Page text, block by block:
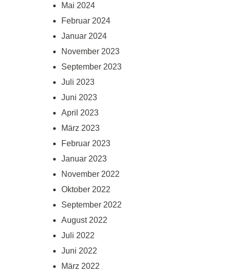
Mai 2024
Februar 2024
Januar 2024
November 2023
September 2023
Juli 2023
Juni 2023
April 2023
März 2023
Februar 2023
Januar 2023
November 2022
Oktober 2022
September 2022
August 2022
Juli 2022
Juni 2022
März 2022